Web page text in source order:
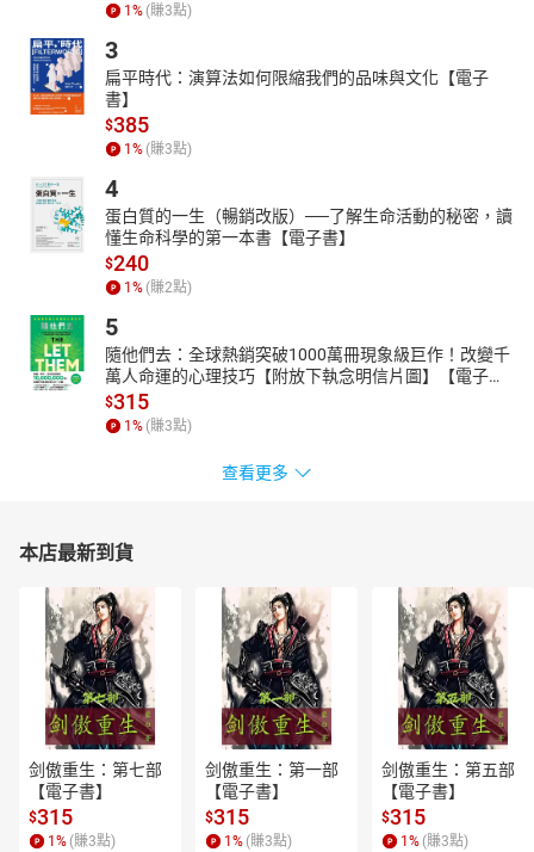
1 % (賺3點)
3
扁平時代：演算法如何限縮我們的品味與文化【電子
書】
$385
1 % (賺3點)
4
蛋白質的一生（暢銷改版）──了解生命活動的秘密，讀
懂生命科學的第一本書【電子書】
$240
1 % (賺2點)
5
隨他們去：全球熱銷突破1000萬冊現象級巨作！改變千
萬人命運的心理技巧【附放下執念明信片圖】【電子
書】
$315
1 % (賺3點)
查看更多
本店最新到貨
剑傲重生：第七部
【電子書】
$315
1 % (賺3點)
剑傲重生：第一部
【電子書】
$315
1 % (賺3點)
剑傲重生：第五部
【電子書】
$315
1 % (賺3點)